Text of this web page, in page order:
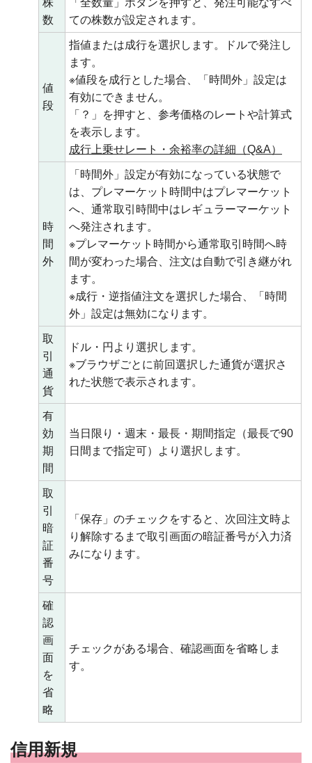
数
ての株数が設定されます。
値
段
指値または成行を選択します。ドルで発注し
ます。
※値段を成行とした場合、「時間外」設定は
有効にできません。
「？」を押すと、参考価格のレートや計算式
を表示します。
成行上乗せレート・余裕率の詳細（Q&A）
時
間
外
「時間外」設定が有効になっている状態で
は、プレマーケット時間中はプレマーケット
へ、通常取引時間中はレギュラーマーケット
へ発注されます。
※プレマーケット時間から通常取引時間へ時
間が変わった場合、注文は自動で引き継がれ
ます。
※成行・逆指値注文を選択した場合、「時間
外」設定は無効になります。
取
引
通
貨
ドル・円より選択します。
※ブラウザごとに前回選択した通貨が選択さ
れた状態で表示されます。
有
効
期
間
当日限り・週末・最長・期間指定（最長で90
日間まで指定可）より選択します。
取
引
暗
証
番
号
「保存」のチェックをすると、次回注文時よ
り解除するまで取引画面の暗証番号が入力済
みになります。
確
認
画
面
を
省
略
チェックがある場合、確認画面を省略しま
す。
信用新規